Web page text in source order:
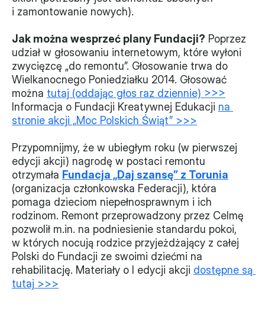
Procedura
Monitorujemy
Działania z ostatnich lat
Forum Dobrego Prawa
Certyfikujemy
Certyfikat
Edycja 2024
Laureaci
i zamontowanie nowych).
Jak można wesprzeć plany Fundacji? Poprzez
udział w głosowaniu internetowym, które wyłoni
zwycięzcę „do remontu”. Głosowanie trwa do
Wielkanocnego Poniedziałku 2014. Głosować
można tutaj (oddając głos raz dziennie) >>>
Informacja o Fundacji Kreatywnej Edukacji na
stronie akcji „Moc Polskich Świąt” >>>
Przypomnijmy, że w ubiegłym roku (w pierwszej
edycji akcji) nagrodę w postaci remontu
otrzymała Fundacja „Daj szansę” z Torunia
(organizacja członkowska Federacji), która
pomaga dzieciom niepełnosprawnym i ich
rodzinom. Remont przeprowadzony przez Celmę
pozwolił m.in. na podniesienie standardu pokoi,
w których nocują rodzice przyjeżdżający z całej
Polski do Fundacji ze swoimi dziećmi na
rehabilitację. Materiały o I edycji akcji dostępne są
tutaj >>>